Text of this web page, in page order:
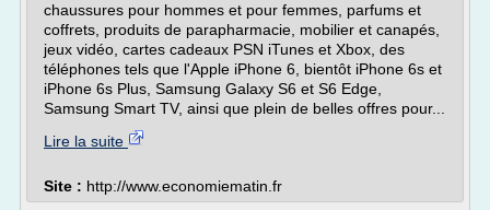
chaussures pour hommes et pour femmes, parfums et
coffrets, produits de parapharmacie, mobilier et canapés,
jeux vidéo, cartes cadeaux PSN iTunes et Xbox, des
téléphones tels que l'Apple iPhone 6, bientôt iPhone 6s et
iPhone 6s Plus, Samsung Galaxy S6 et S6 Edge,
Samsung Smart TV, ainsi que plein de belles offres pour...
Lire la suite
Site : http://www.economiematin.fr